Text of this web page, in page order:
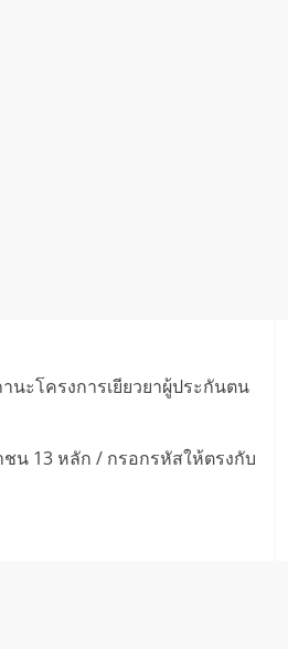
นะโครงการเยียวยาผู้ประกันตน
ชน 13 หลัก / กรอกรหัสให้ตรงกับ